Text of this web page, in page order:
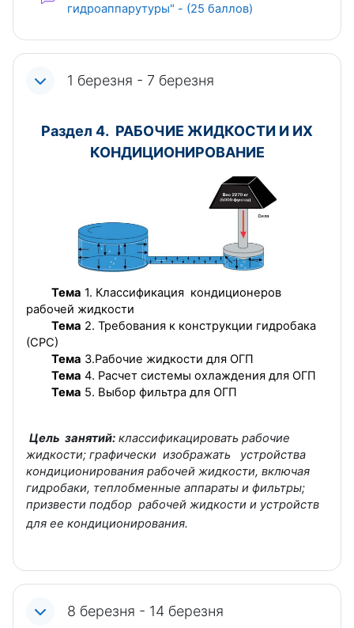
гидроаппарутуры" - (25 баллов)
1 березня - 7 березня
Раздел 4. РАБОЧИЕ ЖИДКОСТИ И ИХ
КОНДИЦИОНИРОВАНИЕ
Тема 1. Классификация кондиционеров
рабочей жидкости
Тема 2. Требования к конструкции гидробака
(СРС)
Тема 3.Рабочие жидкости для ОГП
Тема 4. Расчет системы охлаждения для ОГП
Тема 5. Выбор фильтра для ОГП
Цель занятий: классификацировать рабочие
жидкости; графически изображать устройства
кондиционирования рабочей жидкости, включая
гидробаки, теплобменные аппараты и фильтры;
призвести подбор рабочей жидкости и устройств
для ее кондиционирования.
8 березня - 14 березня